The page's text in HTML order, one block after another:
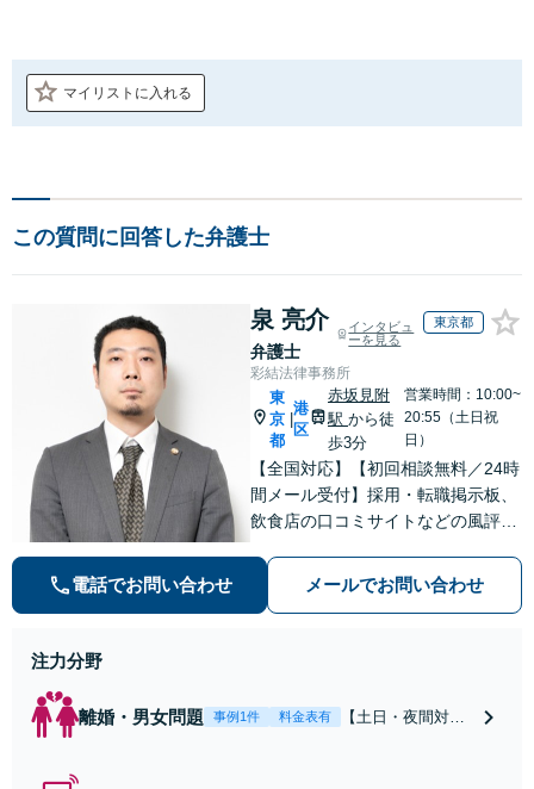
マイリストに入れる
この質問に回答した弁護士
泉 亮介
弁護士
インタビュ
ーを見る
東京都
彩結法律事務所
東
京
都
港
区
赤坂見附
駅 から徒
歩3分
営業時間：10:00~
20:55（土日祝
日）
【全国対応】【初回相談無料／24時
間メール受付】採用・転職掲示板、
飲食店の口コミサイトなどの風評被
の種類を問わず相談可。可能な限り
早期対応で駆けつけサポート【労
電話でお問い合わせ メールでお問い合わせ
注力分野
離婚・男女問題 事例1件 料金表有
【土日・夜間対応